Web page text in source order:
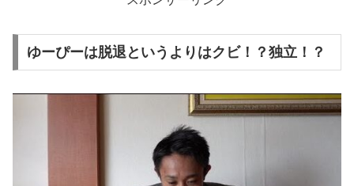
ゆーぴーは脱退というよりはクビ！？独立！？